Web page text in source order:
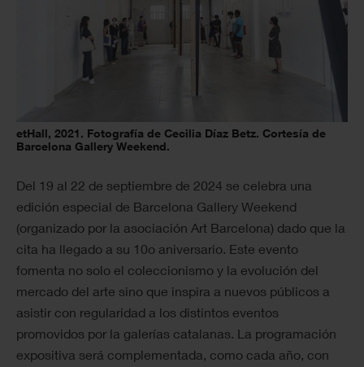
etHall, 2021. Fotografía de Cecilia Díaz Betz. Cortesía de
Barcelona Gallery Weekend.
Del 19 al 22 de septiembre de 2024 se celebra una
edición especial de Barcelona Gallery Weekend
(organizado por la asociación Art Barcelona) dado que la
cita ha llegado a su 10o aniversario. Este evento
fomenta no solo el coleccionismo y la evolución del
mercado del arte sino que inspira a nuevos públicos a
asistir con regularidad a los distintos eventos
promovidos por la galerías catalanas. La programación
expositiva será complementada, como cada año, con